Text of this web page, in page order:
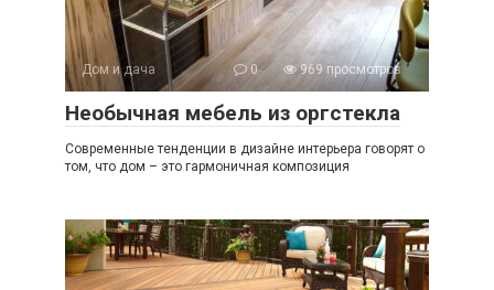
Дом и дача 0 969 просмотров
Необычная мебель из оргстекла
Современные тенденции в дизайне интерьера говорят о
том, что дом – это гармоничная композиция